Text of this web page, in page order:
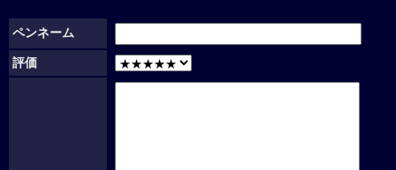
ペンネーム
評価